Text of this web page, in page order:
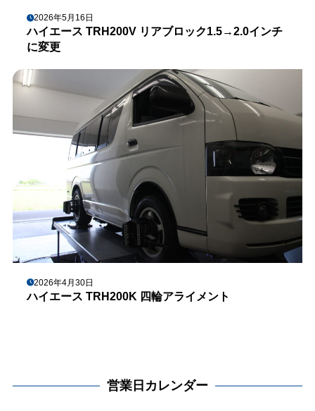
2026年5月16日
ハイエース TRH200V リアブロック1.5→2.0インチ
に変更
2026年4月30日
ハイエース TRH200K 四輪アライメント
営業日カレンダー